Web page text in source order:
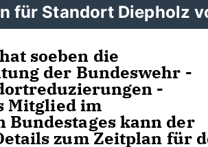
für Standort Diepholz
soeben die
der Bundeswehr -
-
Mitglied im
Bundestages kann der
zum Zeitplan für